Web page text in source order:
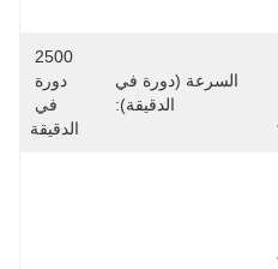
السرعة (دورة في
الدقيقة):
الدقيقة